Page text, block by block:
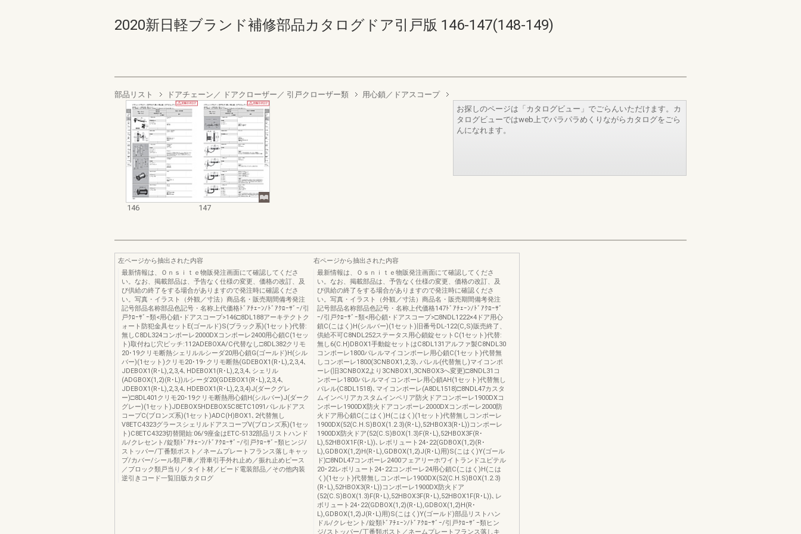
2020新日軽ブランド補修部品カタログドア引戸版 146-147(148-149)
部品リスト ドアチェーン／ ドアクローザー／ 引戸クローザー類 用心鎖／ドアスコープ
146 147
お探しのページは「カタログビュー」でごらんいただけます。カ
タログビューではweb上でパラパラめくりながらカタログをごら
んになれます。
左ページから抽出された内容
最新情報は、Ｏｎｓｉｔｅ物販発注画面にて確認してくださ
い。なお、掲載部品は、予告なく仕様の変更、価格の改訂、及
び供給の終了をする場合がありますので発注時に確認くださ
い。写真・イラスト（外観／寸法）商品名・販売期間備考発注
記号部品名称部品色記号・名称上代価格ﾄﾞｱﾁｪｰﾝ/ﾄﾞｱｸﾛｰｻﾞｰ/引
戸ｸﾛｰｻﾞｰ類<用心鎖･ドアスコープ>146□8DL188アーキテクトク
ォート防犯金具セットE(ゴールド)S(ブラック系)(1セット)代替:
無しC8DL324コンポーレ2000DXコンポーレ2400用心鎖C(1セッ
ト)取付ねじ穴ピッチ:112ADEBOXA/C代替なし□8DL382クリモ
20･19クリモ断熱シェリルルシーダ20用心鎖G(ゴールド)H(シル
バー)(1セット)クリモ20･19･クリモ断熱(GDEBOX1(R･L),2,3,4､
JDEBOX1(R･L),2,3,4､HDEBOX1(R･L),2,3,4､シェリル
(ADGBOX(1,2)(R･L))ルシーダ20(GDEBOX1(R･L),2,3,4､
JDEBOX1(R･L),2,3,4､HDEBOX1(R･L),2,3,4)J(ダークグレ
ー)□8DL401クリモ20･19クリモ断熱用心鎖H(シルバー)J(ダーク
グレー)(1セット)JDEBOX5HDEBOX5C8ETC1091パレルドアス
コープC(ブロンズ系)(1セット)ADC(H)BOX1､2代替無し
V8ETC4323グラースシェリルドアスコープV(ブロンズ系)(1セッ
ト)C8ETC4323切替開始:06/9座金はETC-5132部品リストハンド
ル/クレセント/錠類ﾄﾞｱﾁｪｰﾝ/ﾄﾞｱｸﾛｰｻﾞｰ/引戸ｸﾛｰｻﾞｰ類ヒンジ/
ストッパー/丁番類ポスト／ネームプレートフランス落しキャッ
プ/カバー/シール類戸車／滑車引手外れ止め／振れ止めピース
／ブロック類戸当り／タイト材／ビード電装部品／その他内装
逆引きコード一覧旧版カタログ
右ページから抽出された内容
最新情報は、Ｏｓｎｉｔｅ物販発注画面にて確認してくださ
い。なお、掲載部品は、予告なく仕様の変更、価格の改訂、及
び供給の終了をする場合がありますので発注時に確認くださ
い。写真・イラスト（外観／寸法）商品名・販売期間備考発注
記号部品名称部品色記号・名称上代価格147ﾄﾞｱﾁｪｰﾝ/ﾄﾞｱｸﾛｰｻﾞ
ｰ/引戸ｸﾛｰｻﾞｰ類<用心鎖･ドアスコープ>□8NDL1222×4ドア用心
鎖C(こはく)H(シルバー)(1セット)旧番号DL-122(C,S)販売終了、
供給不可C8NDL252ステータス用心鎖錠セットC(1セット)代替:
無し6(C.H)DBOX1手動錠セットはC8DL131アルファ製C8NDL30
コンポーレ1800パレルマイコンポーレ用心鎖C(1セット)代替無
しコンポーレ1800(3CNBOX1,2,3)､パレル(代替無し)マイコンポ
ーレ(旧3CNBOX2より3CNBOX1,3CNBOX3へ変更)□8NDL31コ
ンポーレ1800パレルマイコンポーレ用心鎖AH(1セット)代替無し
パレル(C8DL1518)､マイコンポーレ(A8DL1518)□8NDL47カスタ
ムインペリアカスタムインペリア防火ドアコンポーレ1900DXコ
ンポーレ1900DX防火ドアコンポーレ2000DXコンポーレ2000防
火ドア用心鎖C(こはく)H(こはく)(1セット)代替無しコンポーレ
1900DX(52(C.H.S)BOX(1.2.3)(R･L),52HBOX3(R･L))コンポーレ
1900DX防火ドア(52(C.S)BOX(1.3)F(R･L),52HBOX3F(R･
L),52HBOX1F(R･L))､レボリュート24･22(GDBOX(1,2)(R･
L),GDBOX(1,2)H(R･L),GDBOX(1,2)J(R･L)用)S(こはく)Y(ゴール
ド)□8NDL47コンポーレ2400フェアリーホワイトランドユピテル
20･22レボリュート24･22コンポーレ24用心鎖C(こはく)H(こは
く)(1セット)代替無しコンポーレ1900DX(52(C.H.S)BOX(1.2.3)
(R･L),52HBOX3(R･L))コンポーレ1900DX防火ドア
(52(C.S)BOX(1.3)F(R･L),52HBOX3F(R･L),52HBOX1F(R･L))､レ
ボリュート24･22(GDBOX(1,2)(R･L),GDBOX(1,2)H(R･
L),GDBOX(1,2)J(R･L)用)S(こはく)Y(ゴールド)部品リストハン
ドル/クレセント/錠類ﾄﾞｱﾁｪｰﾝ/ﾄﾞｱｸﾛｰｻﾞｰ/引戸ｸﾛｰｻﾞｰ類ヒン
ジ/ストッパー/丁番類ポスト／ネームプレートフランス落しキ